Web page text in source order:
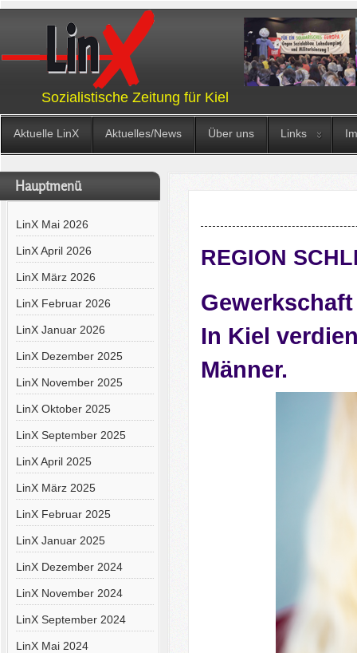
Sozialistische Zeitung für Kiel
Aktuelle LinX Aktuelles/News Über uns Links
Hauptmenü
LinX Mai 2026
LinX April 2026
LinX März 2026
LinX Februar 2026
LinX Januar 2026
LinX Dezember 2025
LinX November 2025
LinX Oktober 2025
LinX September 2025
LinX April 2025
LinX März 2025
LinX Februar 2025
LinX Januar 2025
LinX Dezember 2024
LinX November 2024
LinX September 2024
LinX Mai 2024
REGION
In Kiel
Männer.